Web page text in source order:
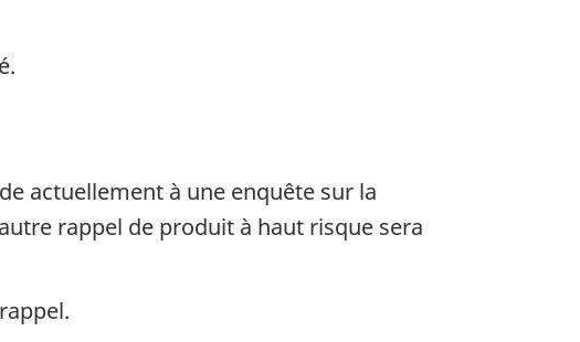
actuellement à une enquête sur la
rappel de produit à haut risque sera